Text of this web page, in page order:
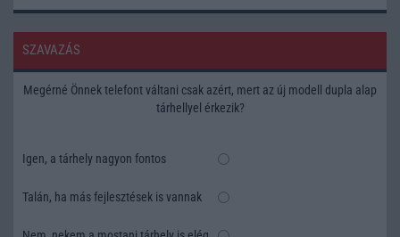
SZAVAZÁS
Megérné Önnek telefont váltani csak azért, mert az új modell dupla alap
tárhellyel érkezik?
Igen, a tárhely nagyon fontos
Talán, ha más fejlesztések is vannak